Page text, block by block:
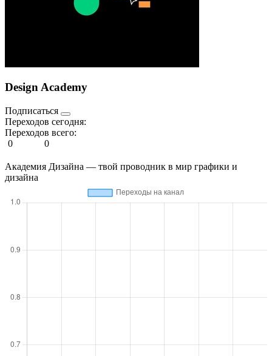
Design Academy
Подписаться
Переходов сегодня:
Переходов всего:
0
0
Академия Дизайна — твой проводник в мир графики и
дизайна